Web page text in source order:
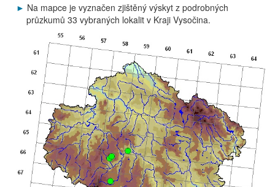
Na mapce je vyznačen zjištěný výskyt z podrobných
průzkumů 33 vybraných lokalit v Kraji Vysočina.